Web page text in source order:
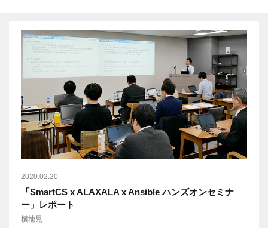
2020.02.20
「SmartCS x ALAXALA x Ansible ハンズオンセミナ
ー」レポート
横地晃